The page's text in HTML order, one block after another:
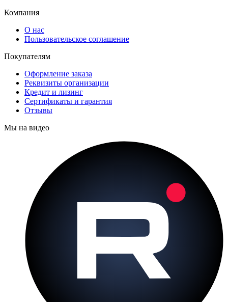
Компания
О нас
Пользовательское соглашение
Покупателям
Оформление заказа
Реквизиты организации
Кредит и лизинг
Сертификаты и гарантия
Отзывы
Мы на видео